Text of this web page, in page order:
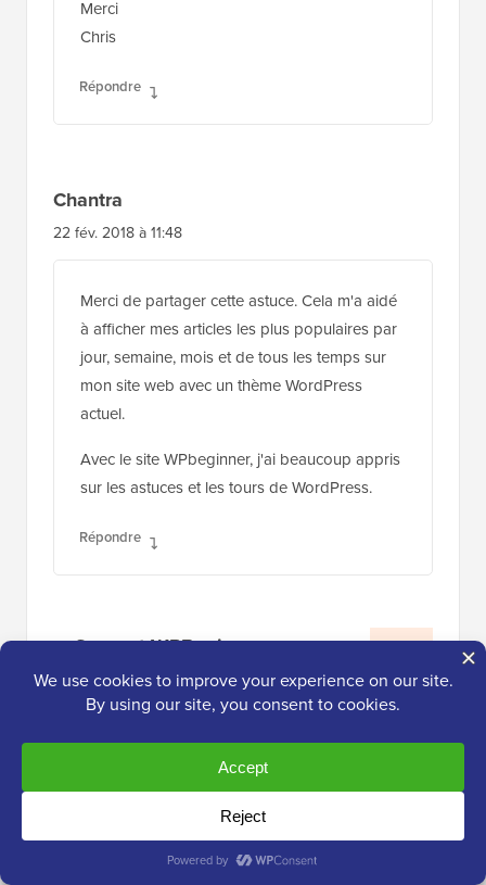
Merci
Chris
Répondre
Chantra
22 fév. 2018 à 11:48
Merci de partager cette astuce. Cela m'a aidé
à afficher mes articles les plus populaires par
jour, semaine, mois et de tous les temps sur
mon site web avec un thème WordPress
actuel.
Avec le site WPbeginner, j'ai beaucoup appris
sur les astuces et les tours de WordPress.
Répondre
Support WPBeginner
22 fév. 2018 à 17:30
Bonjour Chantra,
Heureux que vous trouviez WPBeginner
utile. Nous apprécions vos commentaires
et vos aimables paroles.
ADMIN